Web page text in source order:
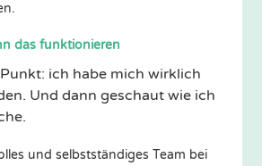
das funktionieren
ich habe mich wirklich
Und dann geschaut wie ich
und selbstständiges Team bei